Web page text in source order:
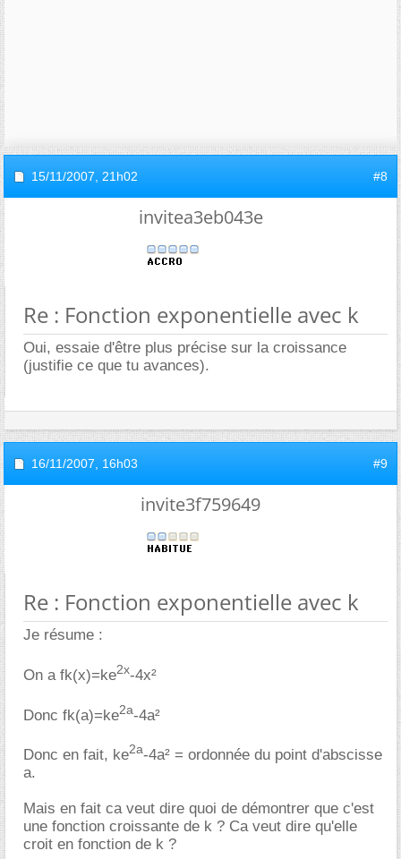
15/11/2007, 21h02 #8
invitea3eb043e
Re : Fonction exponentielle avec k
Oui, essaie d'être plus précise sur la croissance
(justifie ce que tu avances).
16/11/2007, 16h03 #9
invite3f759649
Re : Fonction exponentielle avec k
Je résume :
On a fk(x)=ke2x-4x²
Donc fk(a)=ke2a-4a²
Donc en fait, ke2a-4a² = ordonnée du point d'abscisse
a.
Mais en fait ca veut dire quoi de démontrer que c'est
une fonction croissante de k ? Ca veut dire qu'elle
croit en fonction de k ?